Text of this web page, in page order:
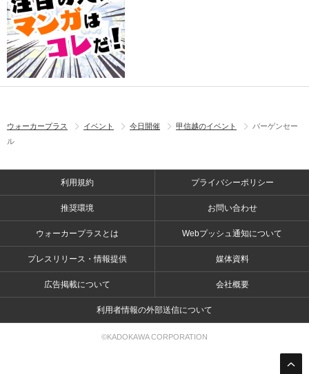
ウォーカープラス イベント 今日開催 甲信越のイベント
バーゲンセー
ル
利用規約 プライバシーポリシー
推奨環境 お問い合わせ
ウォーカープラスとは Webプッシュ通知について
プレスリリース・情報提供 媒体資料
広告掲載について 会社概要
利用者情報の外部送信について
©KADOKAWA CORPORATION